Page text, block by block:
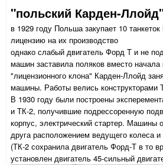
"польский Карден-
в 1929 году Польша закупает 10
лицензию на их производство
однако слабый двигатель Форд Т и не
машин заставила поляков вместо начала
"лицензионного клона" Карден-Ллойд
машины. Работы велись конструкторами
В 1930 году были построены
и ТК-2, получившие подрессоренную
корпус, электрический стартер. Машины
друга расположением ведущего колеса и
(ТК-2 сохранила двигатель Форд-Т в то
установлен двигатель 45-сильный